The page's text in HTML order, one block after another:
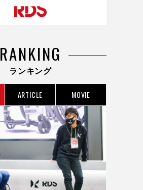
RANKING
ランキング
ARTICLE MOVIE